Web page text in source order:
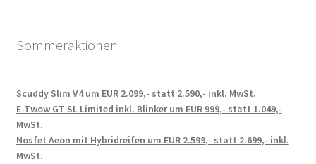
Sommeraktionen
Scuddy Slim V4 um EUR 2.099,- statt 2.590,- inkl. MwSt.
E-Twow GT SL Limited inkl. Blinker um EUR 999,- statt 1.049,-
MwSt.
Nosfet Aeon mit Hybridreifen um EUR 2.599,- statt 2.699,- inkl.
MwSt.